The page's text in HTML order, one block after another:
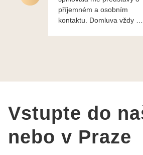
příjemném a osobním
kontaktu. Domluva vždy na
Moc děkuji a doporučuji se
jak už bylo napsáno - na
požádání Vám šperky z
Super !!! pí Papoušková
Vstupte do
nebo v Praze